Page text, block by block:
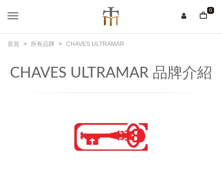
0
首頁 所有品牌 CHAVES ULTRAMAR
CHAVES ULTRAMAR 品牌介紹